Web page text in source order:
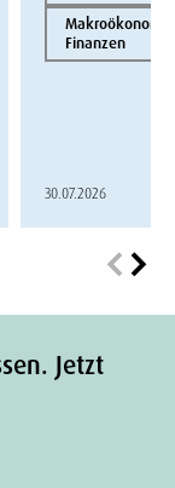
Finanzen
30.07.2026
Jetzt